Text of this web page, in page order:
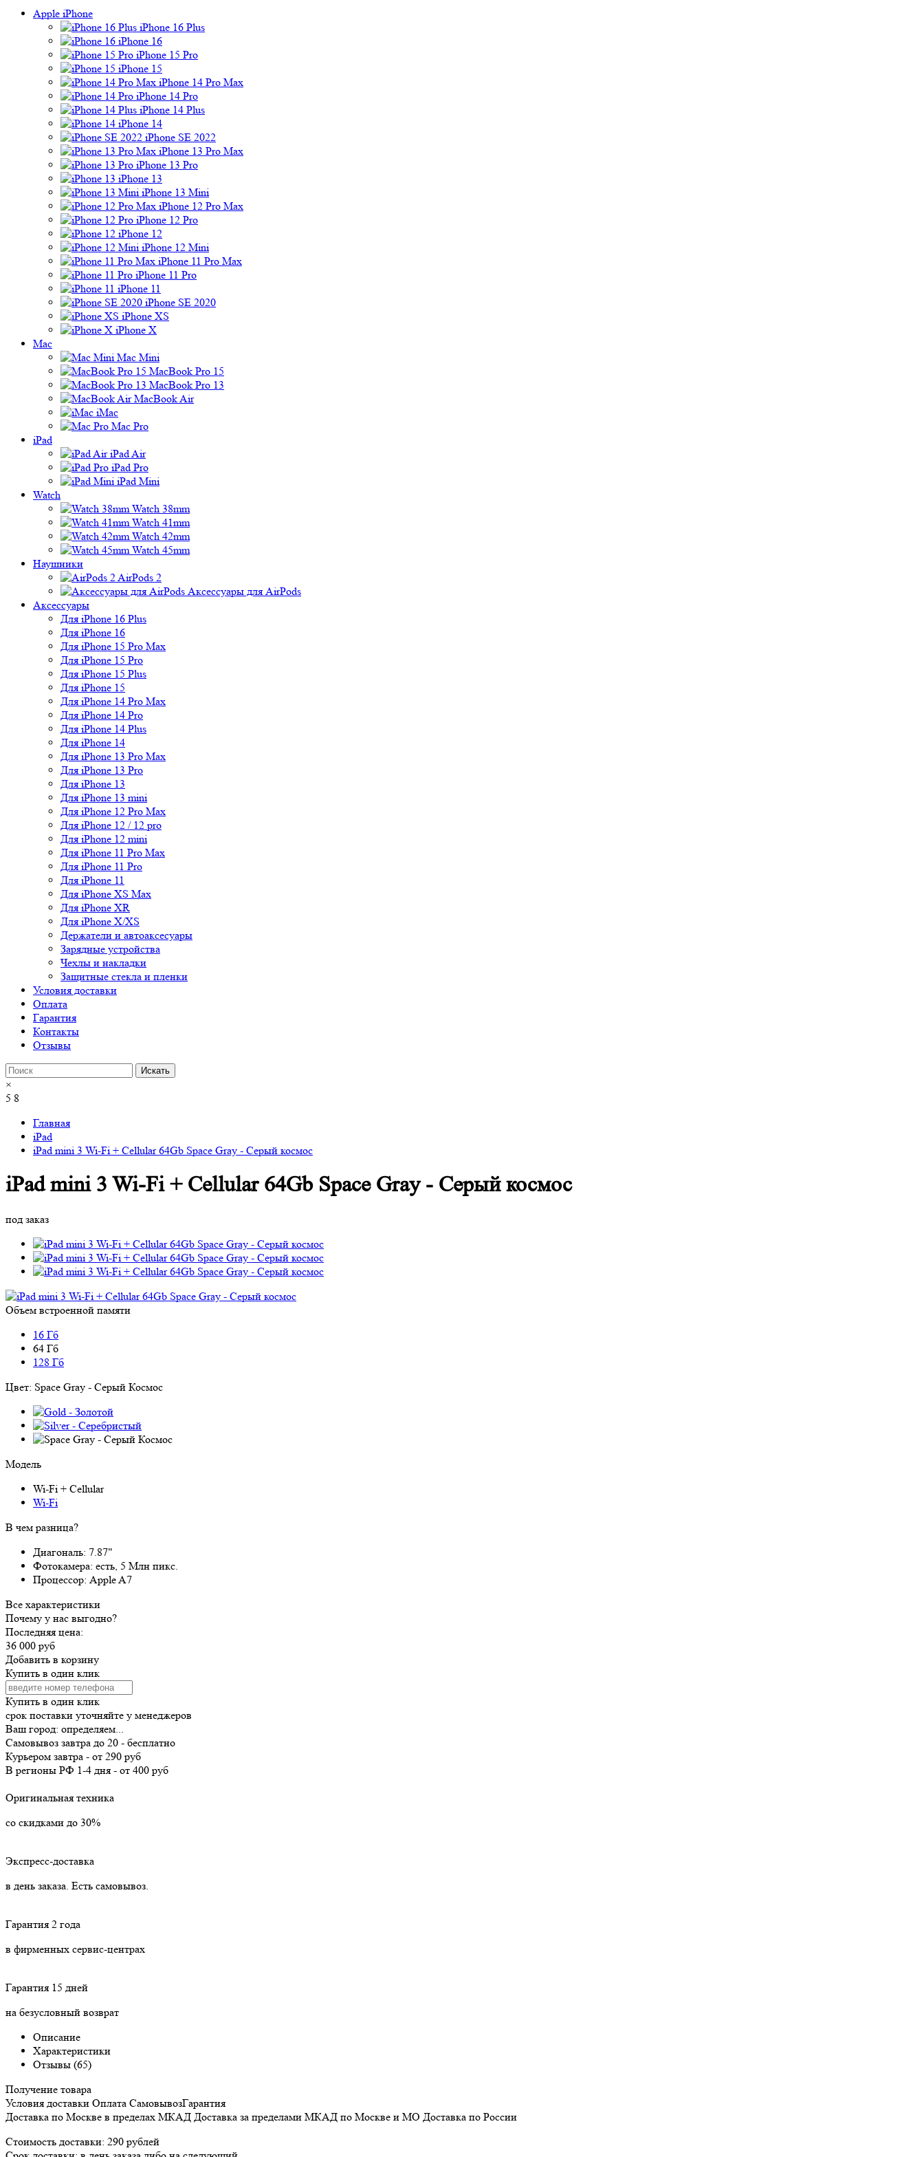
Apple iPhone
iPhone 16 Plus
iPhone 16
iPhone 15 Pro
iPhone 15
iPhone 14 Pro Max
iPhone 14 Pro
iPhone 14 Plus
iPhone 14
iPhone SE 2022
iPhone 13 Pro Max
iPhone 13 Pro
iPhone 13
iPhone 13 Mini
iPhone 12 Pro Max
iPhone 12 Pro
iPhone 12
iPhone 12 Mini
iPhone 11 Pro Max
iPhone 11 Pro
iPhone 11
iPhone SE 2020
iPhone XS
iPhone X
Mac
Mac Mini
MacBook Pro 15
MacBook Pro 13
MacBook Air
iMac
Mac Pro
iPad
iPad Air
iPad Pro
iPad Mini
Watch
Watch 38mm
Watch 41mm
Watch 42mm
Watch 45mm
Наушники
AirPods 2
Аксессуары для AirPods
Аксессуары
Для iPhone 16 Plus
Для iPhone 16
Для iPhone 15 Pro Max
Для iPhone 15 Pro
Для iPhone 15 Plus
Для iPhone 15
Для iPhone 14 Pro Max
Для iPhone 14 Pro
Для iPhone 14 Plus
Для iPhone 14
Для iPhone 13 Pro Max
Для iPhone 13 Pro
Для iPhone 13
Для iPhone 13 mini
Для iPhone 12 Pro Max
Для iPhone 12 / 12 pro
Для iPhone 12 mini
Для iPhone 11 Pro Max
Для iPhone 11 Pro
Для iPhone 11
Для iPhone XS Max
Для iPhone XR
Для iPhone X/XS
Держатели и автоаксесуары
Зарядные устройства
Чехлы и накладки
Защитные стекла и пленки
Условия доставки
Оплата
Гарантия
Контакты
Отзывы
×
5 8
Главная
iPad
iPad mini 3 Wi-Fi + Cellular 64Gb Space Gray - Серый космос
iPad mini 3 Wi-Fi + Cellular 64Gb Space Gray - Серый космос
под заказ
Объем встроенной памяти
16 Гб
64 Гб
128 Гб
Цвет: Space Gray - Серый Космос
Модель
Wi-Fi + Cellular
Wi-Fi
В чем разница?
Диагональ: 7.87"
Фотокамера: есть, 5 Млн пикс.
Процессор: Apple A7
Все характеристики
Почему у нас выгодно?
Последняя цена:
36 000 руб
Добавить в корзину
Купить в один клик
Купить в один клик
срок поставки уточняйте у менеджеров
Ваш город: определяем...
Самовывоз завтра до 20 - бесплатно
Курьером завтра - от 290 руб
В регионы РФ 1-4 дня - от 400 руб
Оригинальная техника
со скидками до 30%
Экспресс-доставка
в день заказа. Есть самовывоз.
Гарантия 2 года
в фирменных сервис-центрах
Гарантия 15 дней
на безусловный возврат
Описание
Характеристики
Отзывы (65)
Получение товара
Условия доставки Оплата СамовывозГарантия
Доставка по Москве в пределах МКАД Доставка за пределами МКАД по Москве и МО Доставка по России
Стоимость доставки: 290 рублей